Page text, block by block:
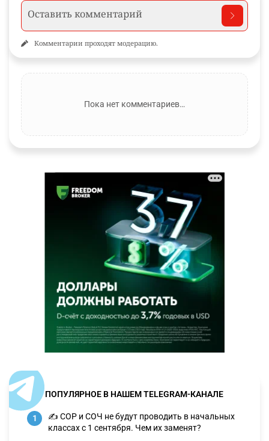
Комментарии проходят модерацию.
Пока нет комментариев…
ПОПУЛЯРНОЕ В НАШЕМ TELEGRAM-КАНАЛЕ
1
✍️ СОР и СОЧ не будут проводить в начальных
классах с 1 сентября. Чем их заменят?